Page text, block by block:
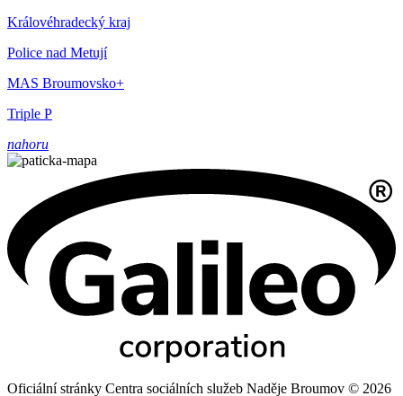
Královéhradecký kraj
Police nad Metují
MAS Broumovsko+
Triple P
nahoru
Oficiální stránky Centra sociálních služeb Naděje Broumov © 2026